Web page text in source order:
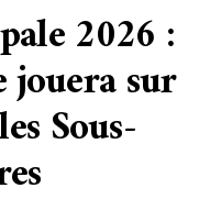
2026 :
jouera sur
Sous-